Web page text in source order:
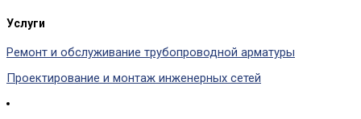
Услуги
Ремонт и обслуживание трубопроводной арматуры
Проектирование и монтаж инженерных сетей